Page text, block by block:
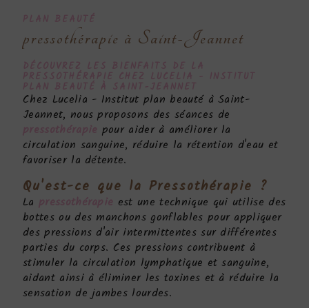
PLAN BEAUTÉ
pressothérapie à Saint-Jeannet
DÉCOUVREZ LES BIENFAITS DE LA
PRESSOTHÉRAPIE CHEZ LUCELIA - INSTITUT
PLAN BEAUTÉ À SAINT-JEANNET
Chez Lucelia - Institut plan beauté à Saint-
Jeannet, nous proposons des séances de
pressothérapie pour aider à améliorer la
circulation sanguine, réduire la rétention d'eau et
favoriser la détente.
Qu'est-ce que la Pressothérapie ?
La pressothérapie est une technique qui utilise des
bottes ou des manchons gonflables pour appliquer
des pressions d'air intermittentes sur différentes
parties du corps. Ces pressions contribuent à
stimuler la circulation lymphatique et sanguine,
aidant ainsi à éliminer les toxines et à réduire la
sensation de jambes lourdes.